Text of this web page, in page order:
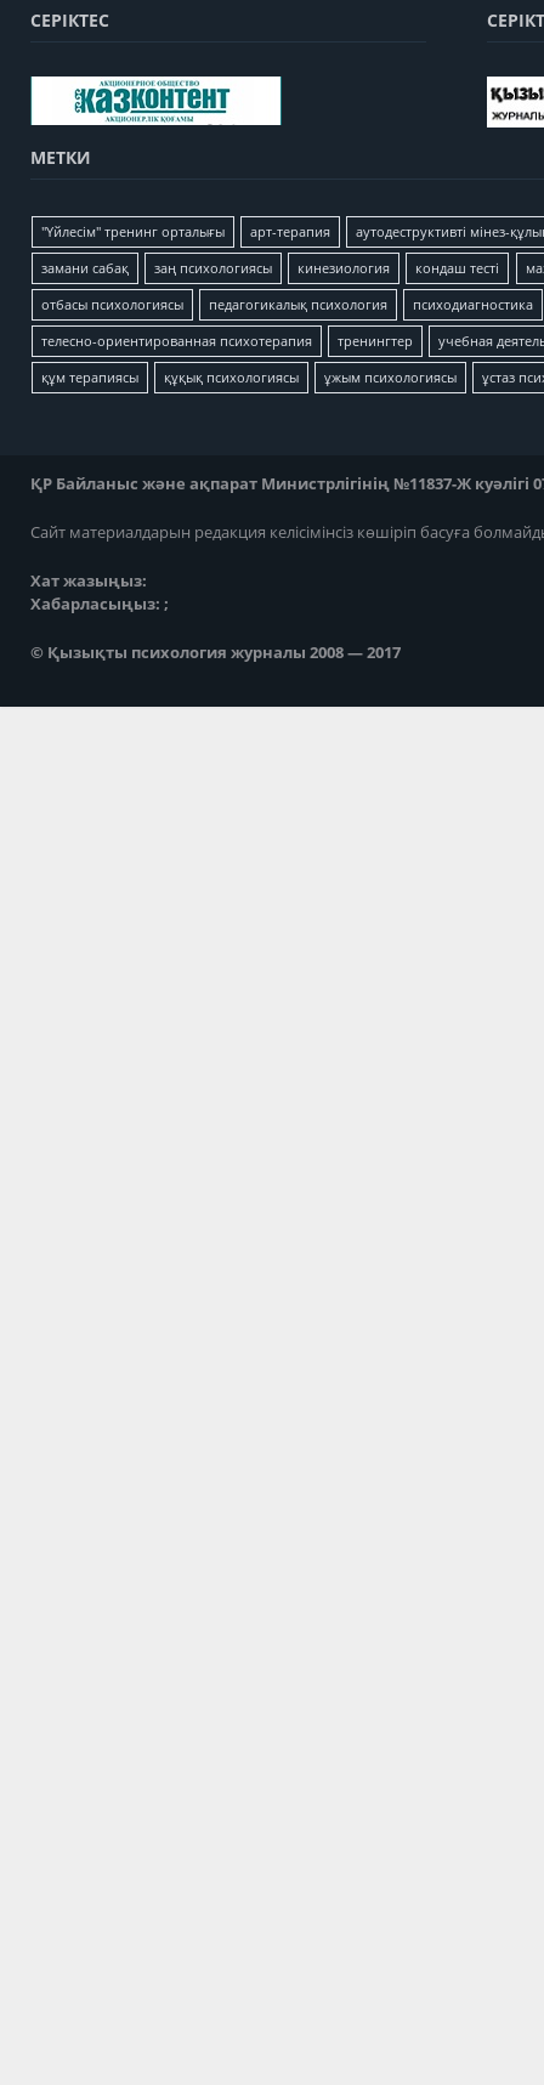
СЕРІКТЕС
МЕТКИ
"Үйлесім" тренинг орталығы арт-терапия аутодеструктивті мінез-
замани сабақ заң психологиясы кинезиология кондаш тесті
отбасы психологиясы педагогикалық психология психодиагностика
телесно-ориентированная психотерапия тренингтер учебная
құм терапиясы құқық психологиясы ұжым психологиясы ұстаз
ҚР Байланыс және ақпарат Министрлігінің №11837-Ж куәлігі
Сайт материалдарын редакция келісімінсіз көшіріп басуға
Хат жазыңыз:
Хабарласыңыз: ;
© Қызықты психология журналы 2008 — 2017